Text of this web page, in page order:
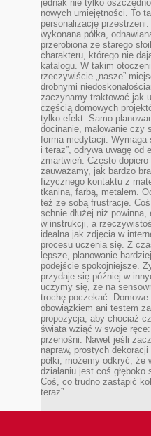
jednak nie tylko
nowych umiejętności. To
personalizację przestrzeni.
wykonana półka,
przerobiona ze starego
charakteru, którego nie
katalogu. W takim
rzeczywiście „nasze”
drobnymi
zaczynamy traktować jak
częścią domowych
tylko efekt. Samo
docinanie, malowanie czy
forma medytacji. Wymaga
i teraz”, odrywa uwagę od
zmartwień. Często
zauważamy, jak bardzo
fizycznego kontaktu z
tkaniną, farbą, metalem.
też ze sobą frustracje.
schnie dłużej niż
w instrukcji, a
idealna jak zdjęcia w
procesu uczenia się. Z
lepsze, planowanie
podejście spokojniejsze.
przydaje się później w
uczymy się, że na
trochę poczekać.
obowiązkiem ani testem
propozycja, aby chociaż
świata wziąć w swoje ręce:
przenośni. Nawet jeśli
napraw, prostych
półki, możemy odkryć, że
działaniu jest coś
Coś, co trudno zastąpić
teraz”.